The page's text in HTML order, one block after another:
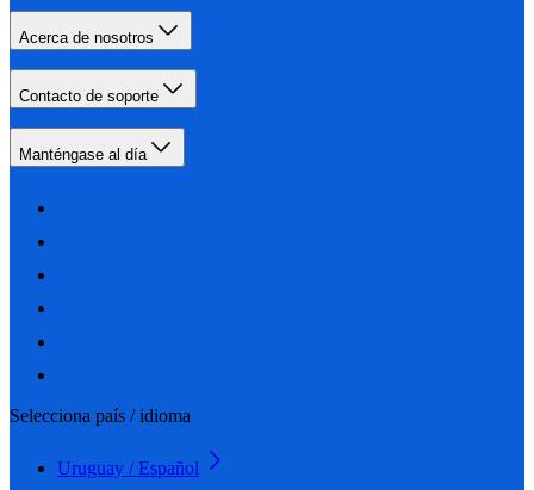
Acerca de nosotros
Contacto de soporte
Manténgase al día
Selecciona país / idioma
Uruguay / Español